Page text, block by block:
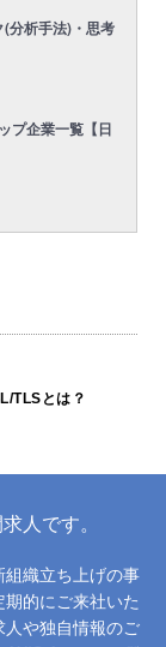
分析手法)・思考
プ企業一覧【日
TLSとは？
人です。
織立ち上げの事
的にご来社いた
人や独自情報のご